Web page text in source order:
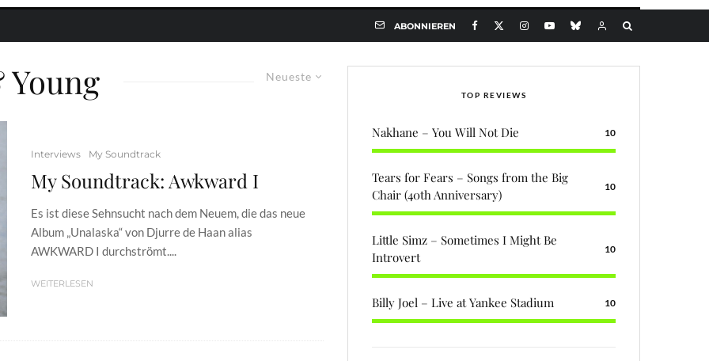
ABONNIEREN
Neueste
Interviews My Soundtrack
My Soundtrack: Awkward I
Es ist diese Sehnsucht nach dem Neuem, die das neue
Album „Unalaska“ von Djurre de Haan alias
AWKWARD I durchströmt....
WEITERLESEN
TOP REVIEWS
Nakhane – You Will Not Die 10
Tears for Fears – Songs from the Big
Chair (40th Anniversary)
10
Little Simz – Sometimes I Might Be
Introvert
10
Billy Joel – Live at Yankee Stadium 10